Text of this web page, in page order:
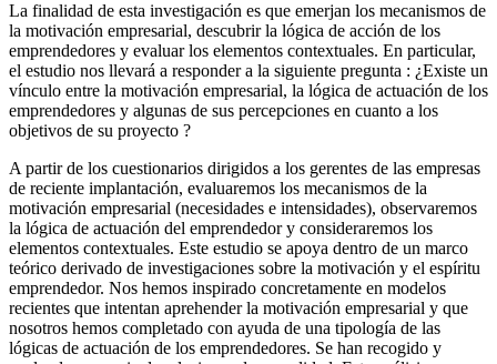
La finalidad de esta investigación es que emerjan los mecanismos de
la motivación empresarial, descubrir la lógica de acción de los
emprendedores y evaluar los elementos contextuales. En particular,
el estudio nos llevará a responder a la siguiente pregunta : ¿Existe un
vínculo entre la motivación empresarial, la lógica de actuación de los
emprendedores y algunas de sus percepciones en cuanto a los
objetivos de su proyecto ?
A partir de los cuestionarios dirigidos a los gerentes de las empresas
de reciente implantación, evaluaremos los mecanismos de la
motivación empresarial (necesidades e intensidades), observaremos
la lógica de actuación del emprendedor y consideraremos los
elementos contextuales. Este estudio se apoya dentro de un marco
teórico derivado de investigaciones sobre la motivación y el espíritu
emprendedor. Nos hemos inspirado concretamente en modelos
recientes que intentan aprehender la motivación empresarial y que
nosotros hemos completado con ayuda de una tipología de las
lógicas de actuación de los emprendedores. Se han recogido y